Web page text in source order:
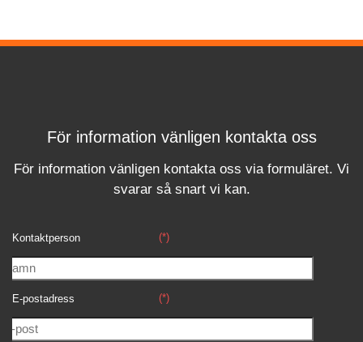
För information vänligen kontakta oss
För information vänligen kontakta oss via formuläret. Vi
svararså snart vi kan.
Kontaktperson (*)
E-postadress (*)